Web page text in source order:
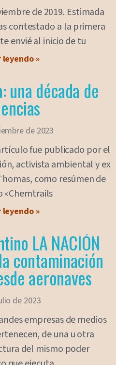
de 2019. Estimada
contestado a la primera
envié al inicio de tu
leyendo »
una década de
de 2023
fue publicado por el
activista ambiental y ex
como resúmen de
«Chemtrails
leyendo »
LA NACIÓN
contaminación
aeronaves
de 2023
empresas de medios
de una u otra
del mismo poder